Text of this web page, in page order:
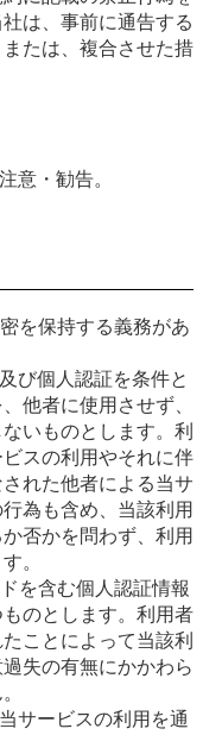
は、事前に通告する
たは、複合させた措
意・勧告。
を保持する義務があ
び個人認証を条件と
他者に使用させず、
いものとします。利
スの利用やそれに伴
れた他者による当サ
為も含め、当該利用
否かを問わず、利用
。
を含む個人認証情報
のとします。利用者
ことによって当該利
失の有無にかかわら
サービスの利用を通